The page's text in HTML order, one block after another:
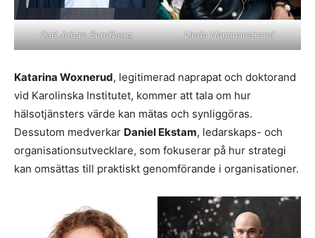
Carl Johan Sundberg Linda Hammarstrand
Katarina Woxnerud, legitimerad naprapat och doktorand
vid Karolinska Institutet, kommer att tala om hur
hälsotjänsters värde kan mätas och synliggöras.
Dessutom medverkar Daniel Ekstam, ledarskaps- och
organisationsutvecklare, som fokuserar på hur strategi
kan omsättas till praktiskt genomförande i organisationer.